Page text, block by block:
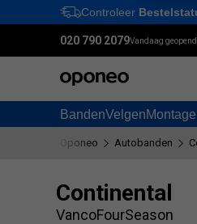
Controleer
020 790 2079Vandaag
BandenVelgenMontage
Oponeo Autobanden
Continental
VancoFourSeason